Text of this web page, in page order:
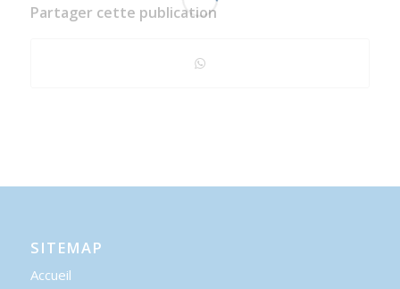
Partager cette publication
SITEMAP
Accueil